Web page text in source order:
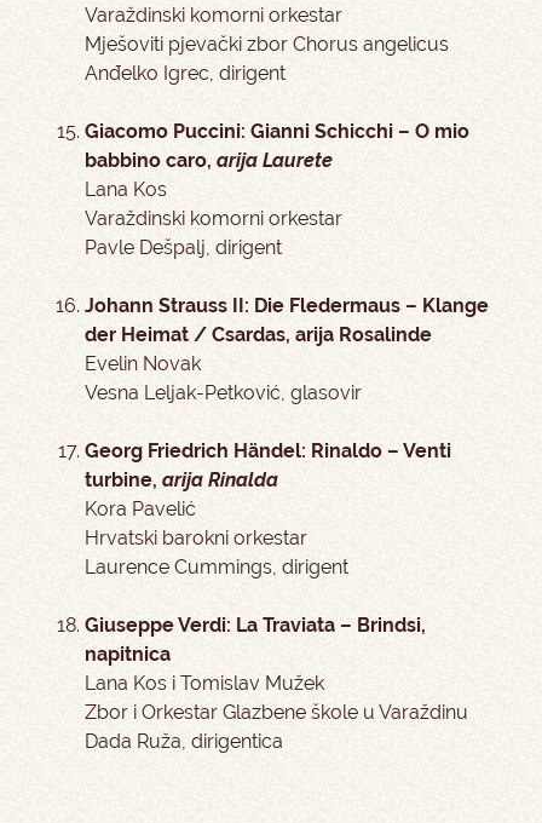
Varaždinski komorni orkestar
Mješoviti pjevački zbor Chorus angelicus
Anđelko Igrec, dirigent
Giacomo Puccini: Gianni Schicchi – O mio
babbino caro, arija Laurete
Lana Kos
Varaždinski komorni orkestar
Pavle Dešpalj, dirigent
Johann Strauss II: Die Fledermaus – Klange
der Heimat / Csardas, arija Rosalinde
Evelin Novak
Vesna Leljak-Petković, glasovir
Georg Friedrich Händel: Rinaldo – Venti
turbine, arija Rinalda
Kora Pavelić
Hrvatski barokni orkestar
Laurence Cummings, dirigent
Giuseppe Verdi: La Traviata – Brindsi,
napitnica
Lana Kos i Tomislav Mužek
Zbor i Orkestar Glazbene škole u Varaždinu
Dada Ruža, dirigentica